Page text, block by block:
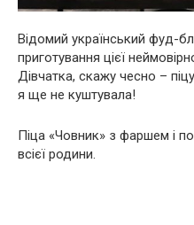
Відомий український фуд-
приготування цієї
Дівчатка, скажу чесно –
я ще не куштувала!
Піца «Човник» з фаршем і
всієї родини.